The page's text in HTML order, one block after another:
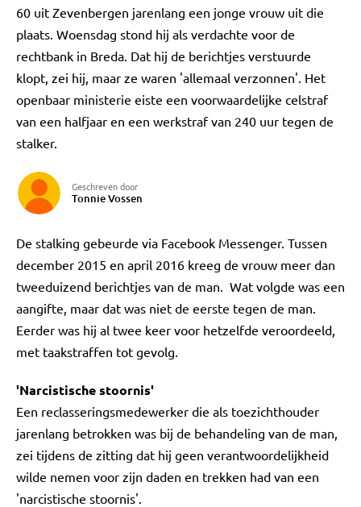
60 uit Zevenbergen jarenlang een jonge vrouw uit die
plaats. Woensdag stond hij als verdachte voor de
rechtbank in Breda. Dat hij de berichtjes verstuurde
klopt, zei hij, maar ze waren 'allemaal verzonnen'. Het
openbaar ministerie eiste een voorwaardelijke celstraf
van een halfjaar en een werkstraf van 240 uur tegen de
stalker.
Geschreven door
Tonnie Vossen
De stalking gebeurde via Facebook Messenger. Tussen
december 2015 en april 2016 kreeg de vrouw meer dan
tweeduizend berichtjes van de man. Wat volgde was een
aangifte, maar dat was niet de eerste tegen de man.
Eerder was hij al twee keer voor hetzelfde veroordeeld,
met taakstraffen tot gevolg.
'Narcistische stoornis'
Een reclasseringsmedewerker die als toezichthouder
jarenlang betrokken was bij de behandeling van de man,
zei tijdens de zitting dat hij geen verantwoordelijkheid
wilde nemen voor zijn daden en trekken had van een
'narcistische stoornis'.